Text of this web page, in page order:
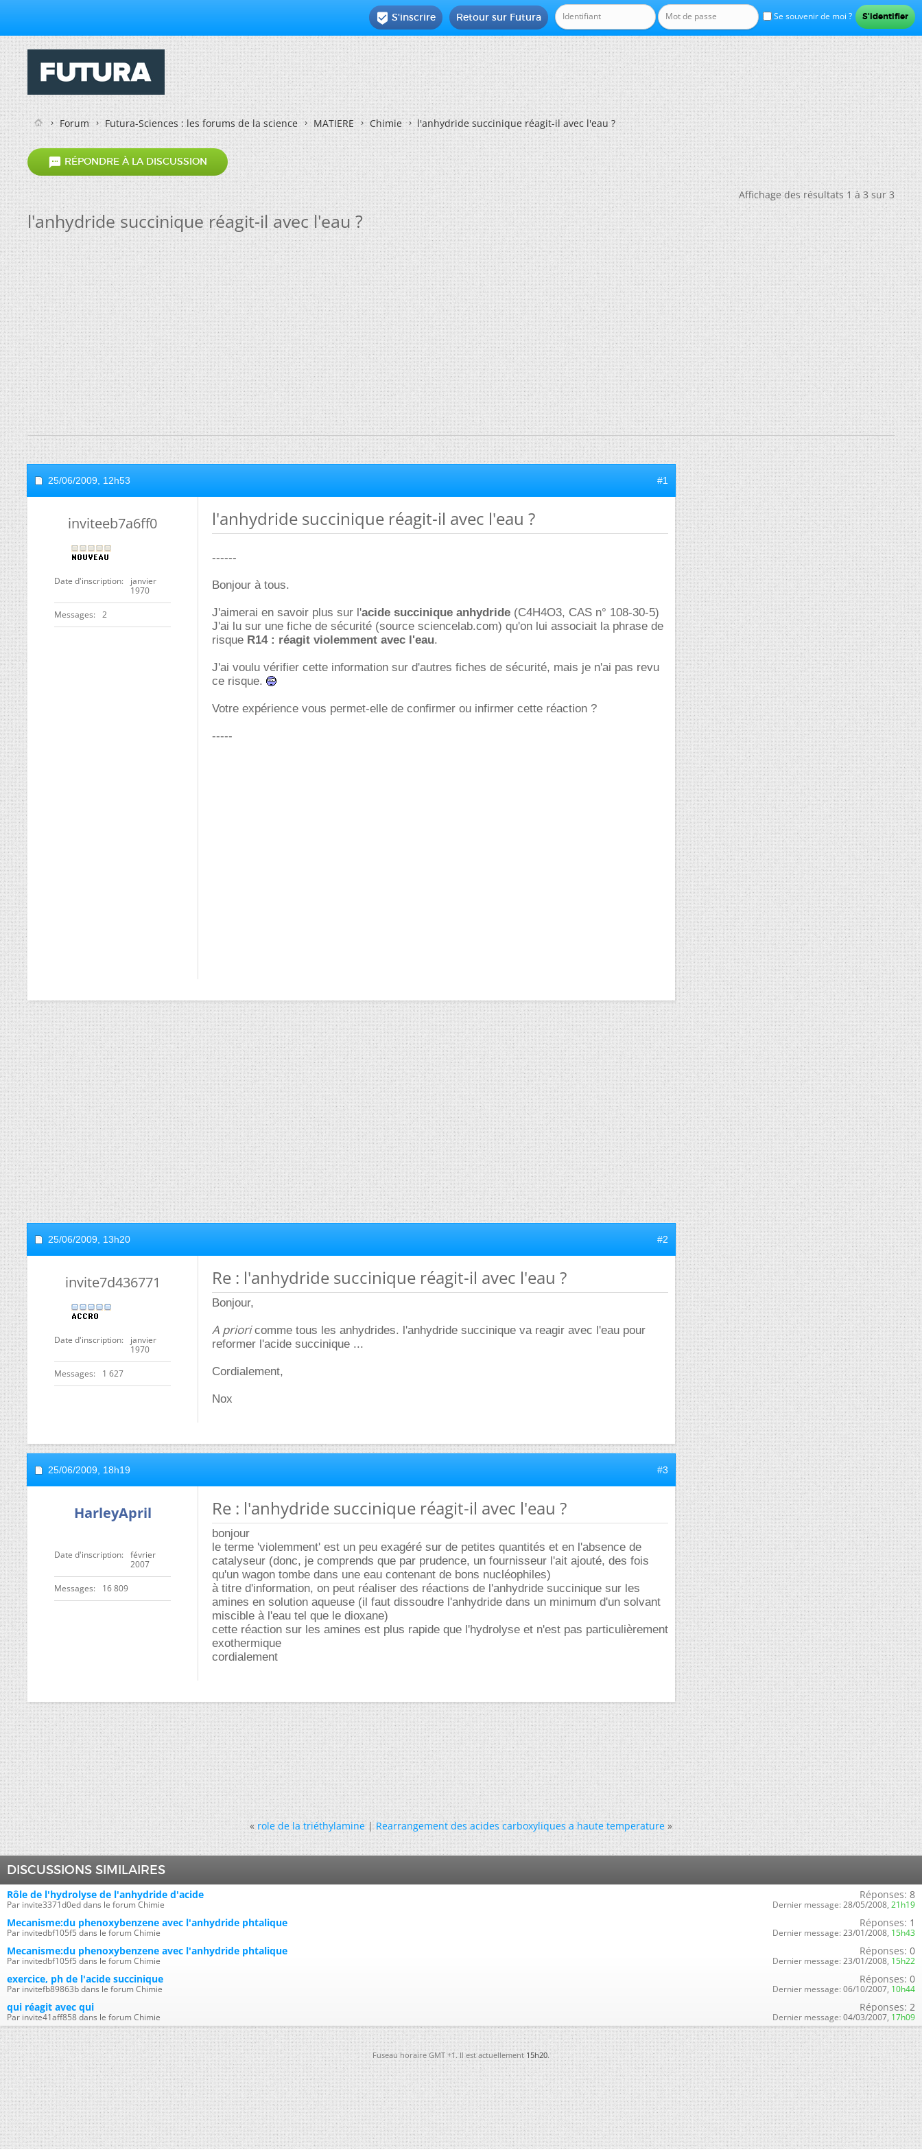
Se souvenir de moi ?
Retour sur Futura
 S'inscrire
Forum Futura-Sciences : les forums de la science MATIERE Chimie l'anhydride succinique réagit-il avec l'eau ?
 RÉPONDRE À LA DISCUSSION
Affichage des résultats 1 à 3 sur 3
l'anhydride succinique réagit-il avec l'eau ?
25/06/2009, 12h53 #1
inviteeb7a6ff0
Date d'inscription
janvier
1970
Messages 2
l'anhydride succinique réagit-il avec l'eau ?
------
Bonjour à tous.
J'aimerai en savoir plus sur l'acide succinique anhydride (C4H4O3, CAS n° 108-30-5)
J'ai lu sur une fiche de sécurité (source sciencelab.com) qu'on lui associait la phrase de
risque R14 : réagit violemment avec l'eau.
J'ai voulu vérifier cette information sur d'autres fiches de sécurité, mais je n'ai pas revu
ce risque.
Votre expérience vous permet-elle de confirmer ou infirmer cette réaction ?
-----
25/06/2009, 13h20 #2
invite7d436771
Date d'inscription
janvier
1970
Messages 1 627
Re : l'anhydride succinique réagit-il avec l'eau ?
Bonjour,
A prioricomme tous les anhydrides. l'anhydride succinique va reagir avec l'eau pour
reformer l'acide succinique ...
Cordialement,
Nox
25/06/2009, 18h19 #3
HarleyApril
Date d'inscription
février
2007
Messages 16 809
Re : l'anhydride succinique réagit-il avec l'eau ?
bonjour
le terme 'violemment' est un peu exagéré sur de petites quantités et en l'absence de
catalyseur (donc, je comprends que par prudence, un fournisseur l'ait ajouté, des fois
qu'un wagon tombe dans une eau contenant de bons nucléophiles)
à titre d'information, on peut réaliser des réactions de l'anhydride succinique sur les
amines en solution aqueuse (il faut dissoudre l'anhydride dans un minimum d'un solvant
miscible à l'eau tel que le dioxane)
cette réaction sur les amines est plus rapide que l'hydrolyse et n'est pas particulièrement
exothermique
cordialement
« role de la triéthylamine|Rearrangement des acides carboxyliques a haute temperature »
DISCUSSIONS SIMILAIRES
Rôle de l'hydrolyse de l'anhydride d'acide
Par invite3371d0ed dans le forum Chimie
Réponses: 8
Dernier message: 28/05/2008, 21h19
Mecanisme:du phenoxybenzene avec l'anhydride phtalique
Par invitedbf105f5 dans le forum Chimie
Réponses: 1
Dernier message: 23/01/2008, 15h43
Mecanisme:du phenoxybenzene avec l'anhydride phtalique
Par invitedbf105f5 dans le forum Chimie
Réponses: 0
Dernier message: 23/01/2008, 15h22
exercice, ph de l'acide succinique
Par invitefb89863b dans le forum Chimie
Réponses: 0
Dernier message: 06/10/2007, 10h44
qui réagit avec qui
Par invite41aff858 dans le forum Chimie
Réponses: 2
Dernier message: 04/03/2007, 17h09
Fuseau horaire GMT +1. Il est actuellement15h20.